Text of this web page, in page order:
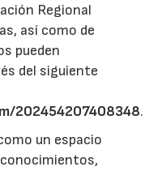
Regional
así como de
pueden
del siguiente
202454207408348.
un espacio